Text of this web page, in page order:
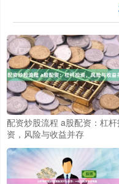
配资炒股流程 a股配资：杠杆
资，风险与收益并存